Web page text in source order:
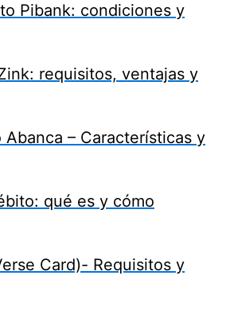
Pibank: condiciones y
requisitos, ventajas y
Abanca – Características y
qué es y cómo
Card)- Requisitos y